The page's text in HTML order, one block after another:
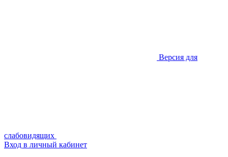
Версия для
слабовидящих
Вход в личный кабинет